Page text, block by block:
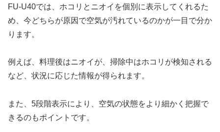
FU-U40では、ホコリとニオイを個別に表示してくれるた
め、今どちらが原因で空気が汚れているのかが一目で分か
ります。
例えば、料理後はニオイが、掃除中はホコリが検知される
など、状況に応じた情報が得られます。
また、5段階表示により、空気の状態をより細かく把握で
きるのもポイントです。